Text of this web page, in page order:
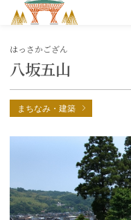
八坂五山
はっさかござん
まちなみ・建築